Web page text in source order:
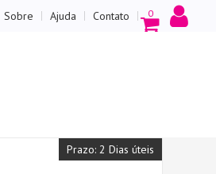
Sobre Ajuda Contato 0
Prazo: 2 Dias úteis